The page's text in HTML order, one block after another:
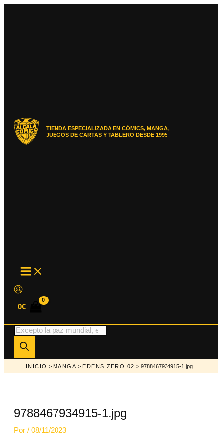
TIENDA ESPECIALIZADA EN CÓMICS, MANGA,
JUEGOS DE CARTAS Y TABLERO DESDE 1995
MAIN
MENU
0€
Búsqueda
de
productos
INICIO > MANGA > EDENS ZERO 02 > 9788467934915-1.jpg
9788467934915-1.jpg
Por / 08/11/2023